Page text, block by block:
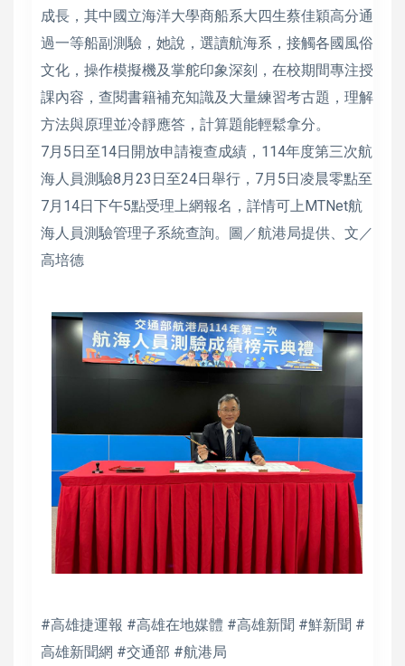
成長，其中國立海洋大學商船系大四生蔡佳穎高分通
過一等船副測驗，她說，選讀航海系，接觸各國風俗
文化，操作模擬機及掌舵印象深刻，在校期間專注授
課內容，查閱書籍補充知識及大量練習考古題，理解
方法與原理並冷靜應答，計算題能輕鬆拿分。
7月5日至14日開放申請複查成績，114年度第三次航
海人員測驗8月23日至24日舉行，7月5日凌晨零點至
7月14日下午5點受理上網報名，詳情可上MTNet航
海人員測驗管理子系統查詢。圖／航港局提供、文／
高培德
#高雄捷運報 #高雄在地媒體 #高雄新聞 #鮮新聞 #
高雄新聞網 #交通部 #航港局